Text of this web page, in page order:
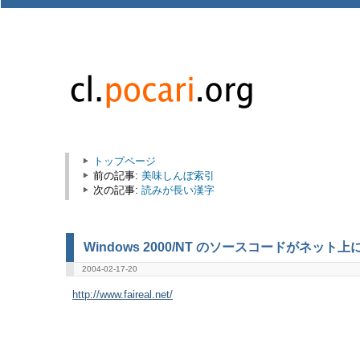
トップページ
前の記事: 美味しんぼ索引
次の記事: 読みが長い漢字
Windows 2000/NT のソースコードがネット上
2004-02-17-20
http://www.faireal.net/